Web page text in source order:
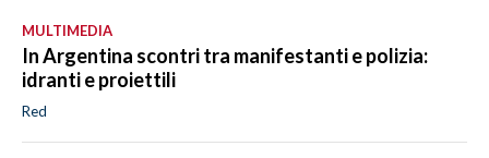
MULTIMEDIA
In Argentina scontri tra manifestanti e polizia:
idranti e proiettili
Red